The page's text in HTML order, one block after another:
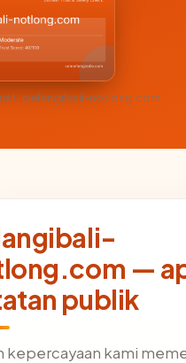
· pelangibali-notlong.com
—
publik
kepercayaan kami